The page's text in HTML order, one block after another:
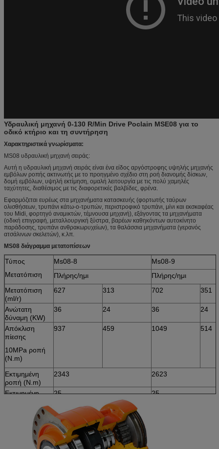
Υδραυλική μηχανή 0-130 R/Min Drive Poclain MSE08 για το
οδικό κτήριο και τη συντήρηση
Χαρακτηριστικά γνωρίσματα:
MS08 υδραυλική μηχανή σειράς:
Αυτή η υδραυλική μηχανή σειράς είναι ένα είδος αργόστροφης υψηλής μηχανής
εμβόλων ροπής ακτινωτής με το προηγμένο σχέδιο στη ροή διανομής δίσκων,
δομή εμβόλων, υψηλή εκτίμηση, ομαλή λειτουργία με τις πολύ χαμηλές
ταχύτητες, διαθέσιμος με τις διαφορετικές βαλβίδες, φρένα.
Εφαρμόζεται ευρέως στα μηχανήματα κατασκευής (φορτωτής ταύρων
ολισθήσεων, τρυπάνι κάτω-ο-τρυπών, περιστροφικό τρυπάνι, μίνι και εκσκαφέας
του Midi, φορτηγό αναμικτών, τέμνουσα μηχανή), εξάγοντας τα μηχανήματα
(οδική επιγραφή, μεταλλουργική ξύστρα, βαρέων καθηκόντων αυτοκίνητο
παράδοσης, τρυπάνι ανθρακωρυχείων), τα θαλάσσια μηχανήματα (γερανός
ατσάλινων σκελετών), κ.λπ.
MS08 διάγραμμα μετατοπίσεων
Τύπος
Μετατόπιση
Ms08-8
Ms08-9
Πλήρης/ημι
Πλήρης/ημι
Μετατόπιση
(ml/r)
627 313 702 351
Ανώτατη
δύναμη (KW)
36 24 36 24
Απόκλιση
πίεσης
10MPa ροπή
(N.m)
937 459 1049 514
Εκτιμημένη
ροπή (N.m)
2343 2623
Εκτιμημένη
25 25
Ανώτατη πίεση 40
Εκτιμημένη
ταχύτητα
70